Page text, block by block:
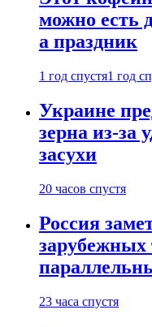
можно есть
а праздник
1 год спустя1 год
Украине
зерна из-за
засухи
20 часов спустя
Россия
зарубежных
23 часа спустя